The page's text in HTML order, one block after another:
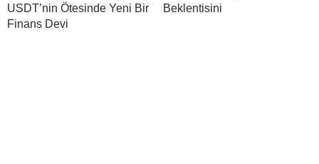
USDT’nin Ötesinde Yeni Bir
Finans Devi
Beklentisini